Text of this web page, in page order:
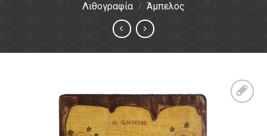
Λιθογραφία / Άμπελος